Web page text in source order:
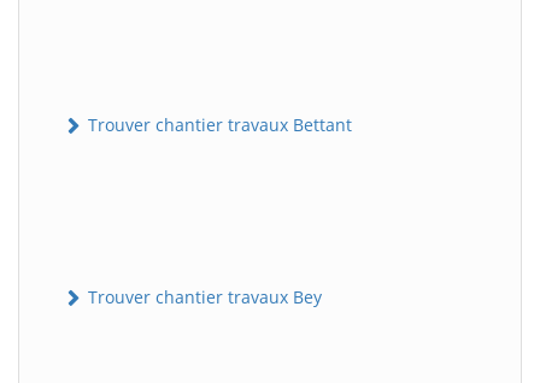
Trouver chantier travaux Bettant
Trouver chantier travaux Bey